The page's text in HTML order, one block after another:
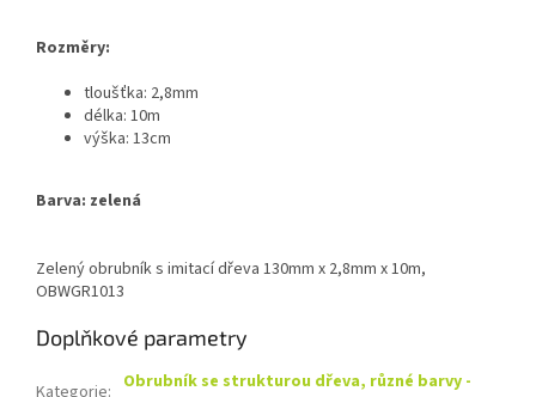
Rozměry:
tloušťka: 2,8mm
délka: 10m
výška: 13cm
Barva: zelená
Zelený obrubník s imitací dřeva 130mm x 2,8mm x 10m,
OBWGR1013
Doplňkové parametry
Obrubník se strukturou dřeva, různé barvy -